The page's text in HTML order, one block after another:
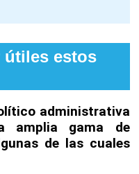
útiles estos
administrativa
amplia gama de
de las cuales